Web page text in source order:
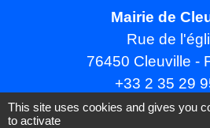
Mairie de
Rue de
76450 Cleuville -
+33 2 35 29
Contact par
This site uses cookies and gives you
to activate